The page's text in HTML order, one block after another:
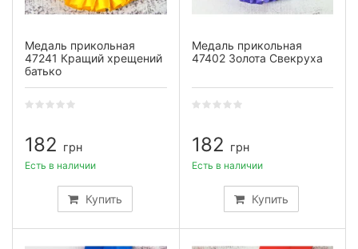
Медаль прикольная
47241 Кращий хрещений
батько
182 грн
Купить
Есть в наличии
Медаль прикольная
47402 Золота Свекруха
182 грн
Купить
Есть в наличии